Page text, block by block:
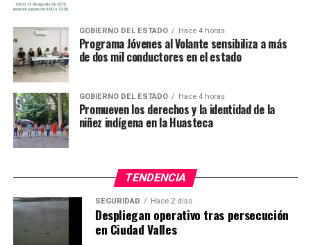
GOBIERNO DEL ESTADO Hace 4 horas
Programa Jóvenes al Volante sensibiliza a más
de dos mil conductores en el estado
GOBIERNO DEL ESTADO Hace 4 horas
Promueven los derechos y la identidad de la
niñez indígena en la Huasteca
TENDENCIA
SEGURIDAD Hace 2 días
Despliegan operativo tras persecución
en Ciudad Valles